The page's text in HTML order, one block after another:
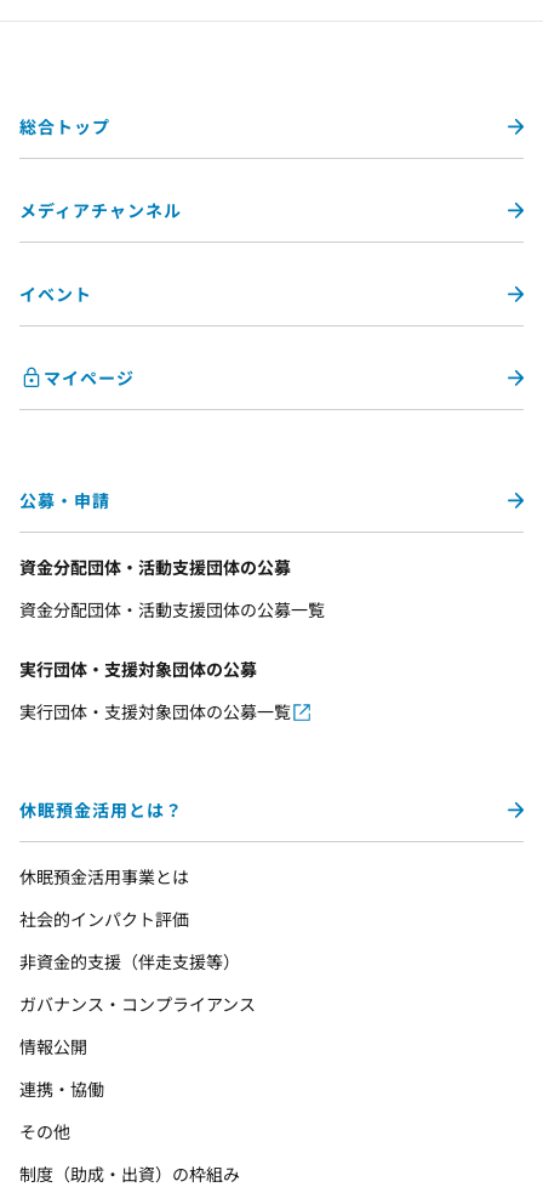
総合トップ
メディアチャンネル
イベント
マイページ
公募・申請
資金分配団体・活動支援団体の公募
資金分配団体・活動支援団体の公募一覧
実行団体・支援対象団体の公募
実行団体・支援対象団体の公募一覧
休眠預金活用とは？
休眠預金活用事業とは
社会的インパクト評価
非資金的支援（伴走支援等）
ガバナンス・コンプライアンス
情報公開
連携・協働
その他
制度（助成・出資）の枠組み